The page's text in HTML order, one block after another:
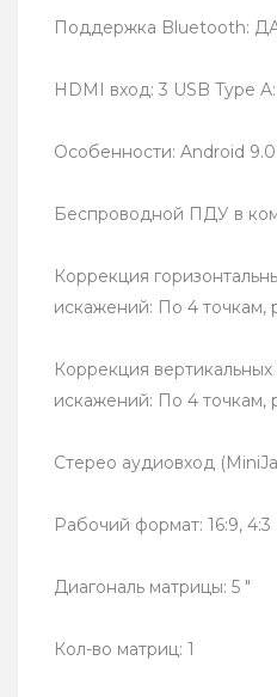
Поддержка Bluetooth:
HDMI вход: 3 USB Type
Особенности: Android 9.0
Беспроводной ПДУ в
Коррекция
искажений: По 4 точкам,
Коррекция
искажений: По 4 точкам,
Стерео аудиовход
Рабочий формат: 16:9, 4:3
Диагональ матрицы: 5 "
Кол-во матриц: 1